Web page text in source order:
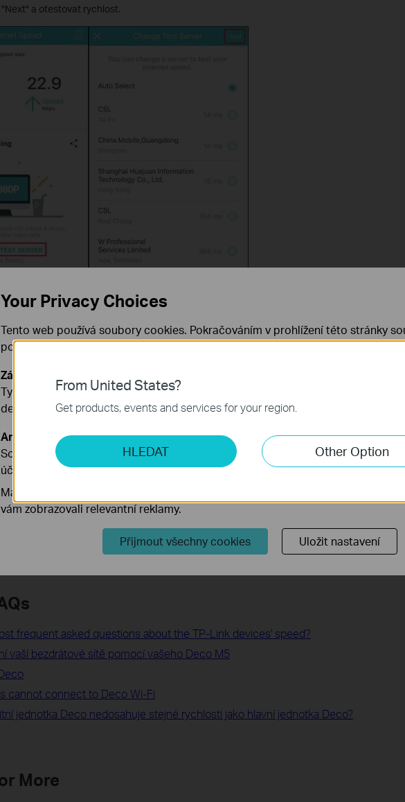
a otestovat rychlost.
ukazuje rychlost, kterou hlavní Deco získá z modemu, nikoli rychlost na
k Deco.
Speed je dostupná pouze na Deco M5, Deco M9 Plus a Deco P7.
nepodporuje funkci Test Internet Speed, můžete připojit počítač k hlavnímu dekodéru
kabelu a pak otestovat rychlost internetu.
informace o každé funkci a konfiguraci, prosím přejděte na
příručky k produktu.
frequent asked questions about the TP-Link devices' speed?
vaší bezdrátové sítě pomocí vašeho Deco M5
cannot connect to Deco Wi-Fi
jednotka Deco nedosahuje stejné rychlosti jako hlavní jednotka Deco?
More
From United States?
Get products, events and services for your region.
HLEDAT Other Option
Your Privacy Choices
Tento web používá soubory cookies. Pokračováním v prohlížení této stránky
používáním našich cookies.Již nezobrazovatZjistit více.
Základní cookies
Tyto cookies jsou nezbytné pro fungování webových stránek a nelze je ve
deaktivovat.
Analytické a marketingové cookies
Soubory cookie pro nám umožňují analyzovat vaše aktivity na našich webových
účelem zlepšení a přizpůsobení jejich funkčnosti.
Marketingové soubory cookie mohou prostřednictvím našich webových
vám zobrazovali relevantní reklamy.
Přijmout všechny cookies Uložit nastavení